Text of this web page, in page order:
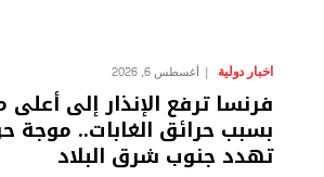
اخبار دولية أغسطس 6, 2026
فرنسا ترفع الإنذار إلى
بسبب حرائق الغابات.. موجة
تهدد جنوب شرق البلاد